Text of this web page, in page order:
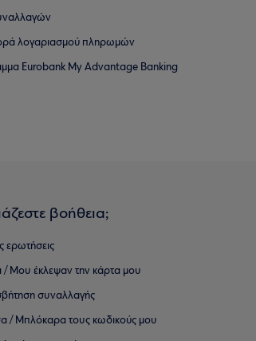
λογαριασμού πληρωμών
Eurobank My Advantage Banking
βοήθεια;
ερωτήσεις
/ Μου έκλεψαν την κάρτα μου
συναλλαγής
/ Μπλόκαρα τους κωδικούς μου